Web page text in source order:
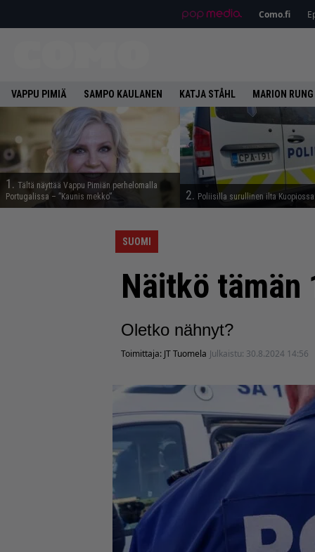
Como.fi
VAPPU PIMIÄ SAMPO KAULANEN KATJA STÅHL MARION RUNG
1. Tältä näyttää Vappu Pimiän perhelomalla
Portugalissa – ”Kaunis mekko”
2. Poliisilla surullinen ilta
SUOMI
Näitkö tämän
Oletko nähnyt?
Toimittaja: JT Tuomela Julkaistu: 30.8.2024 14:56